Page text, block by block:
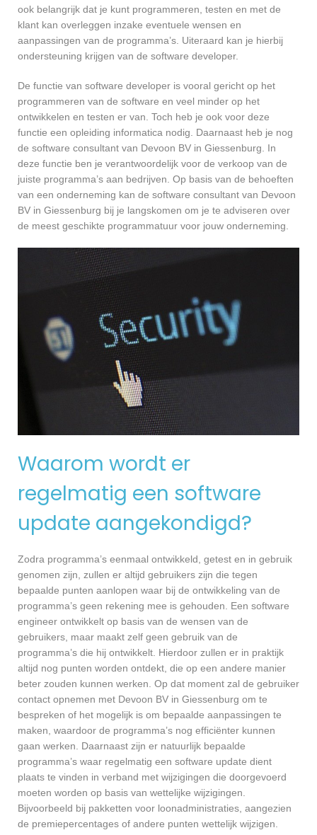
ook belangrijk dat je kunt programmeren, testen en met de
klant kan overleggen inzake eventuele wensen en
aanpassingen van de programma’s. Uiteraard kan je hierbij
ondersteuning krijgen van de software developer.
De functie van software developer is vooral gericht op het
programmeren van de software en veel minder op het
ontwikkelen en testen er van. Toch heb je ook voor deze
functie een opleiding informatica nodig. Daarnaast heb je nog
de software consultant van Devoon BV in Giessenburg. In
deze functie ben je verantwoordelijk voor de verkoop van de
juiste programma’s aan bedrijven. Op basis van de behoeften
van een onderneming kan de software consultant van Devoon
BV in Giessenburg bij je langskomen om je te adviseren over
de meest geschikte programmatuur voor jouw onderneming.
Waarom wordt er
regelmatig een software
update aangekondigd?
Zodra programma’s eenmaal ontwikkeld, getest en in gebruik
genomen zijn, zullen er altijd gebruikers zijn die tegen
bepaalde punten aanlopen waar bij de ontwikkeling van de
programma’s geen rekening mee is gehouden. Een software
engineer ontwikkelt op basis van de wensen van de
gebruikers, maar maakt zelf geen gebruik van de
programma’s die hij ontwikkelt. Hierdoor zullen er in praktijk
altijd nog punten worden ontdekt, die op een andere manier
beter zouden kunnen werken. Op dat moment zal de gebruiker
contact opnemen met Devoon BV in Giessenburg om te
bespreken of het mogelijk is om bepaalde aanpassingen te
maken, waardoor de programma’s nog efficiënter kunnen
gaan werken. Daarnaast zijn er natuurlijk bepaalde
programma’s waar regelmatig een software update dient
plaats te vinden in verband met wijzigingen die doorgevoerd
moeten worden op basis van wettelijke wijzigingen.
Bijvoorbeeld bij pakketten voor loonadministraties, aangezien
de premiepercentages of andere punten wettelijk wijzigen.